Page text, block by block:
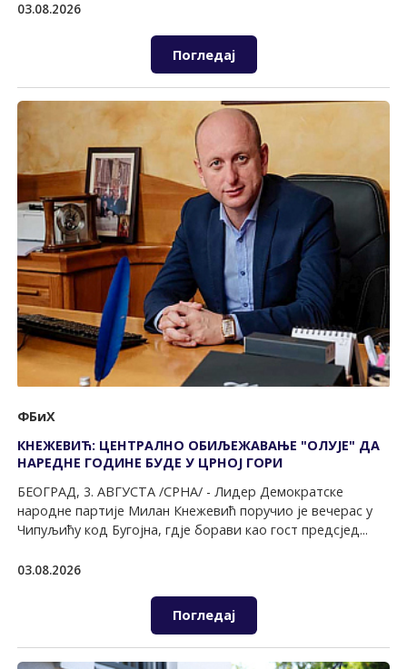
03.08.2026
Погледај
ФБиХ
КНЕЖЕВИЋ: ЦЕНТРАЛНО ОБИЉЕЖАВАЊЕ "ОЛУЈЕ" ДА
НАРЕДНЕ ГОДИНЕ БУДЕ У ЦРНОЈ ГОРИ
БЕОГРАД, 3. АВГУСТА /СРНА/ - Лидер Демократске
народне партије Милан Кнежевић поручио је вечерас у
Чипуљићу код Бугојна, гдје борави као гост предсјед...
03.08.2026
Погледај